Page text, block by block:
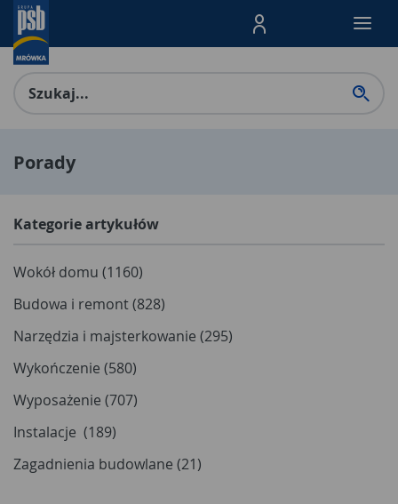
Menu Produktów,
Porady
Kategorie artykułów
Wokół domu (1160)
Budowa i remont (828)
Narzędzia i majsterkowanie (295)
Wykończenie (580)
Wyposażenie (707)
Instalacje (189)
Zagadnienia budowlane (21)